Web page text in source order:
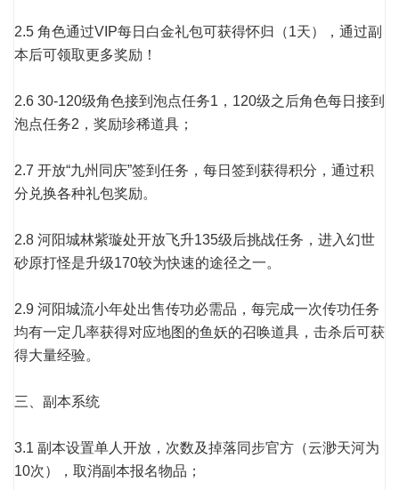
2.5 角色通过VIP每日白金礼包可获得怀归（1天），通过副
本后可领取更多奖励！
2.6 30-120级角色接到泡点任务1，120级之后角色每日接到
泡点任务2，奖励珍稀道具；
2.7 开放“九州同庆”签到任务，每日签到获得积分，通过积
分兑换各种礼包奖励。
2.8 河阳城林紫璇处开放飞升135级后挑战任务，进入幻世
砂原打怪是升级170较为快速的途径之一。
2.9 河阳城流小年处出售传功必需品，每完成一次传功任务
均有一定几率获得对应地图的鱼妖的召唤道具，击杀后可获
得大量经验。
三、副本系统
3.1 副本设置单人开放，次数及掉落同步官方（云渺天河为
10次），取消副本报名物品；